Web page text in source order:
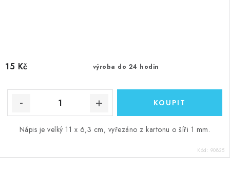
výroba do 24 hodin
15 Kč
Nápis je velký 11 x 6,3 cm, vyřezáno z kartonu o šíři 1 mm.
Kód: 90835